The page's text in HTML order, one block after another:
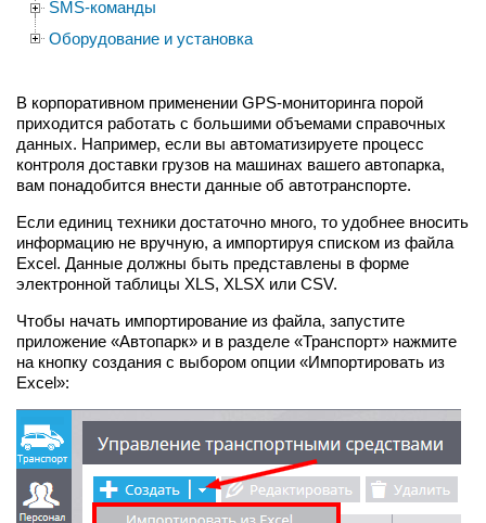
SMS-команды
Оборудование и установка
В корпоративном применении GPS-мониторинга порой
приходится работать с большими объемами справочных
данных. Например, если вы автоматизируете процесс
контроля доставки грузов на машинах вашего автопарка,
вам понадобится внести данные об автотранспорте.
Если единиц техники достаточно много, то удобнее вносить
информацию не вручную, а импортируя списком из файла
Excel. Данные должны быть представлены в форме
электронной таблицы XLS, XLSX или CSV.
Чтобы начать импортирование из файла, запустите
приложение «Автопарк» и в разделе «Транспорт» нажмите
на кнопку создания с выбором опции «Импортировать из
Excel»: